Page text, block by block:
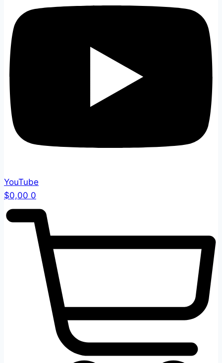
YouTube
$0,00 0